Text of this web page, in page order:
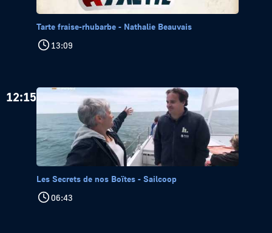
Tarte fraise-rhubarbe - Nathalie Beauvais
13:09
12:15
Les Secrets de nos Boïtes - Sailcoop
06:43